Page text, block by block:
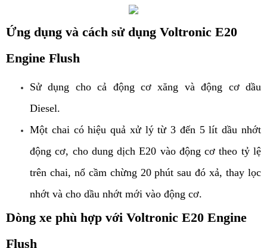
Ứng dụng và cách sử dụng Voltronic E20
Engine Flush
Sử dụng cho cả động cơ xăng và động cơ dầu
Diesel.
Một chai có hiệu quả xử lý từ 3 đến 5 lít dầu nhớt
động cơ, cho dung dịch E20 vào động cơ theo tỷ lệ
trên chai, nổ cầm chừng 20 phút sau đó xả, thay lọc
nhớt và cho dầu nhớt mới vào động cơ.
Dòng xe phù hợp với Voltronic E20 Engine
Flush